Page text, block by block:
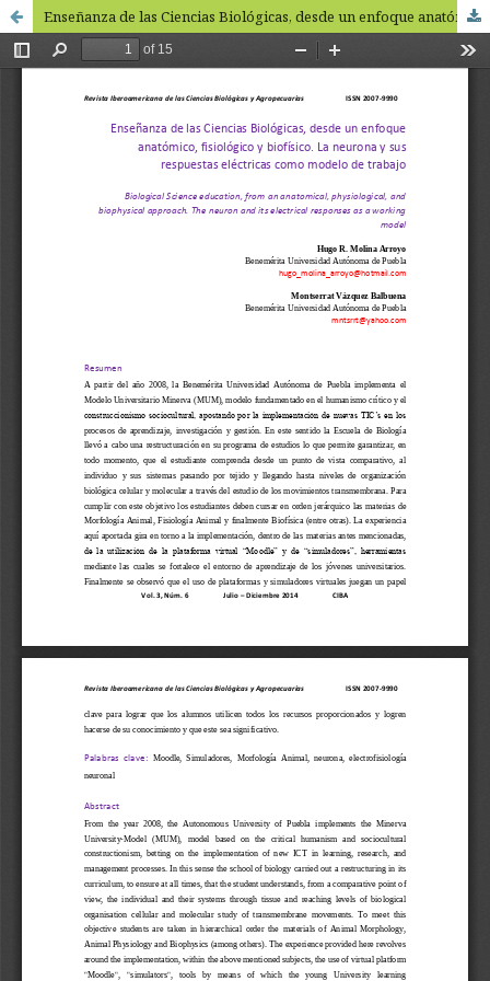
Enseñanza de las Ciencias Biológicas, desde un enfoque anatómico, fisiológico y biofísico. La neurona y sus respuestas eléctricas como modelo de trabajo / Biological Science education, from an anatomical, physiological, and biophysical approach.